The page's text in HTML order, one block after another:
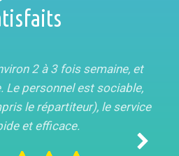
2 à 3 fois semaine, et
Le personnel est sociable,
le répartiteur), le service
et efficace.